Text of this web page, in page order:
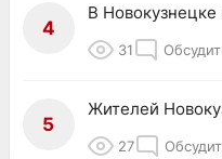
4
В Новокузнецке
31
5
Жителей
27